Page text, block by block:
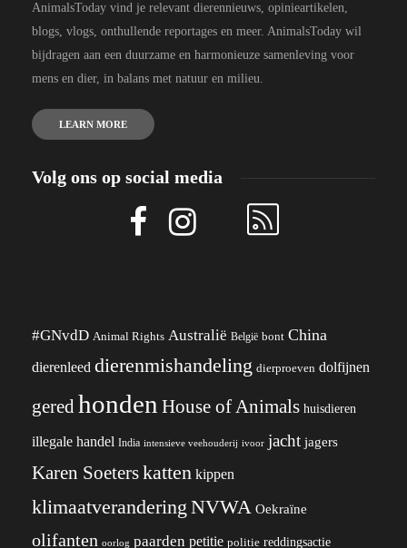
AnimalsToday vind je relevant dierennieuws, opinieartikelen,
blogs, vlogs, onthullende reportages en meer. AnimalsToday wil
bijdragen aan een duurzame en harmonieuze samenleving voor
mens en dier, in balans met natuur en milieu.
LEARN MORE
Volg ons op social media
#GNvdD Animal Rights Australië België bont China
dierenleed dierenmishandeling dierproeven dolfijnen
geredhonden House of Animals huisdieren
illegale handel India intensieve veehouderij ivoor jacht jagers
Karen Soeterskatten kippen
klimaatverandering NVWA Oekraïne
olifanten oorlog paarden petitie politie reddingsactie